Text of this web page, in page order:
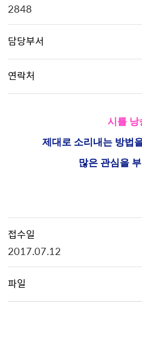
2848
담당부서
연락처
시를 낭
제대로 소리내는 방법
많은 관심을
접수일
2017.07.12
파일